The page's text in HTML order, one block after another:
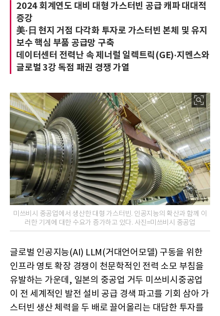
2024 회계연도 대비 대형 가스터빈 공급 캐파 대대적
증강
美·日 현지 거점 다각화 투자로 가스터빈 본체 및 유지
보수 핵심 부품 공급망 구축
데이터센터 전력난 속 제너럴 일렉트릭(GE)·지멘스와
글로벌 3강 독점 패권 경쟁 가열
미쓰비시 중공업에서 생산한 대형 가스터빈. 인공지능의 확산과 함께 이
러한 기계에 대한 수요가 증가하고 있다. 사진=미쓰비시 중공업
글로벌 인공지능(AI) LLM(거대언어모델) 구동을 위한
인프라 영토 확장 경쟁이 천문학적인 전력 소모 부침을
유발하는 가운데, 일본의 중공업 거두 미쓰비시중공업
이 전 세계적인 발전 설비 공급 경색 파고를 기회 삼아 가
스터빈 생산 체력을 두 배로 끌어올리는 대담한 투자를